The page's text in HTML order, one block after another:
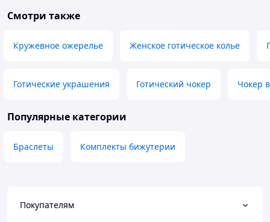
Смотри также
Кружевное ожерелье Женское готическое колье
Готические украшения Готический чокер Чокер
Популярные категории
Браслеты Комплекты бижутерии
Покупателям